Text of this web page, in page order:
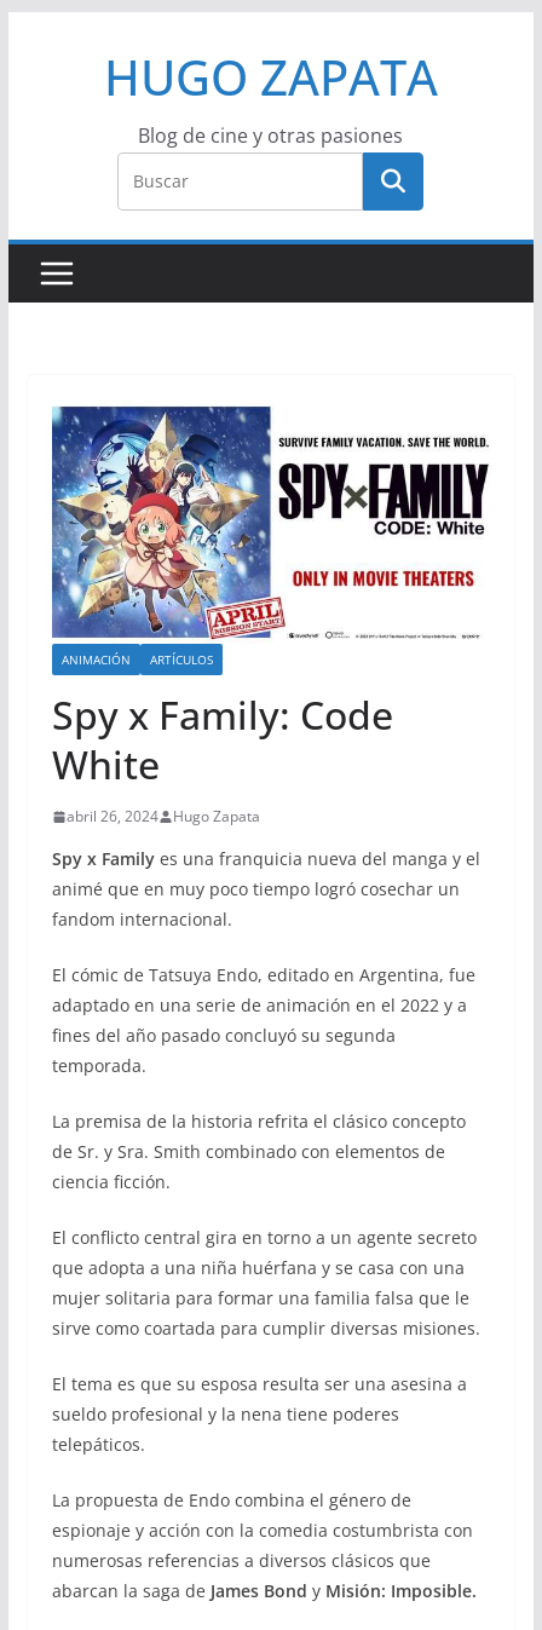
HUGO ZAPATA
Blog de cine y otras pasiones
ANIMACIÓN ARTÍCULOS
Spy x Family: Code
White
abril 26, 2024 Hugo Zapata
Spy x Familyes una franquicia nueva del manga y el
animé que en muy poco tiempo logró cosechar un
fandom internacional.
El cómic de Tatsuya Endo, editado en Argentina, fue
adaptado en una serie de animación en el 2022 y a
fines del año pasado concluyó su segunda
temporada.
La premisa de la historia refrita el clásico concepto
de Sr. y Sra. Smith combinado con elementos de
ciencia ficción.
El conflicto central gira en torno a un agente secreto
que adopta a una niña huérfana y se casa con una
mujer solitaria para formar una familia falsa que le
sirve como coartada para cumplir diversas misiones.
El tema es que su esposa resulta ser una asesina a
sueldo profesional y la nena tiene poderes
telepáticos.
La propuesta de Endo combina el género de
espionaje y acción con la comedia costumbrista con
numerosas referencias a diversos clásicos que
abarcan la saga de James Bond y Misión: Imposible.